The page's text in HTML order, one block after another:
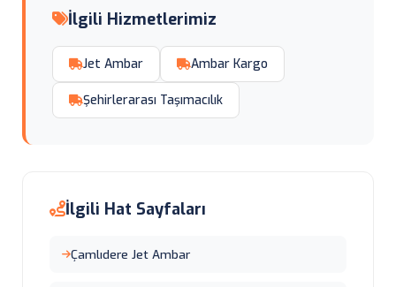
İlgili Hizmetlerimiz
Jet Ambar Ambar Kargo
Şehirlerarası Taşımacılık
İlgili Hat Sayfaları
Çamlıdere Jet Ambar